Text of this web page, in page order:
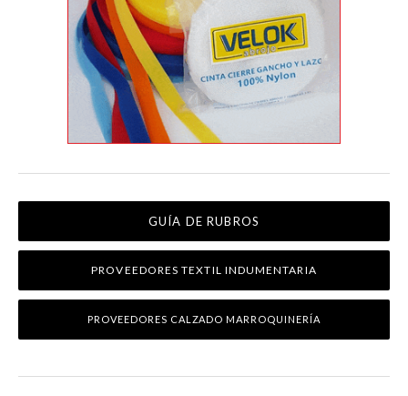
GUÍA DE RUBROS
PROVEEDORES TEXTIL INDUMENTARIA
PROVEEDORES CALZADO MARROQUINERÍA